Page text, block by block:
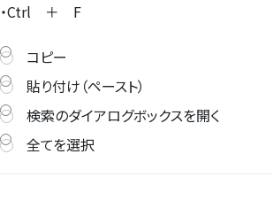
・Ctrl ＋ F
コピー
貼り付け（ペースト）
検索のダイアログボックスを開く
全てを選択